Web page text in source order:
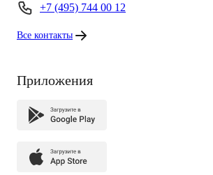
+7 (495) 744 00 12
Все контакты
Приложения